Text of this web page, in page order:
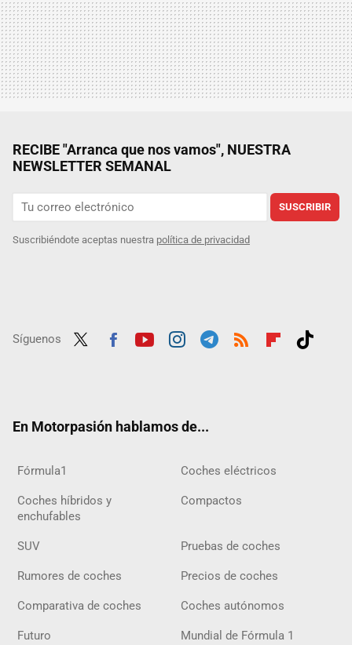
RECIBE "Arranca que nos vamos", NUESTRA
NEWSLETTER SEMANAL
SUSCRIBIR
Suscribiéndote aceptas nuestra política de privacidad
Síguenos
En Motorpasión hablamos de...
Fórmula1 Coches eléctricos
Coches híbridos y
enchufables
Compactos
SUV Pruebas de coches
Rumores de coches Precios de coches
Comparativa de coches Coches autónomos
Futuro Mundial de Fórmula 1